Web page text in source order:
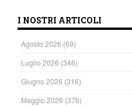
I NOSTRI ARTICOLI
Agosto 2026 (69)
Luglio 2026 (346)
Giugno 2026 (316)
Maggio 2026 (376)